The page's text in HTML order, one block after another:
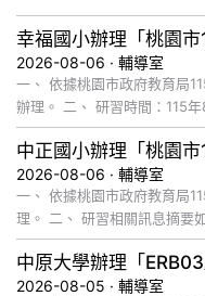
2026-08-06 · 輔導室
一、 依據桃園市政府教育局
辦理。 二、 研習時間：115
2026-08-06 · 輔導室
一、 依據桃園市政府教育局
理。 二、 研習相關訊息摘要
2026-08-05 · 輔導室